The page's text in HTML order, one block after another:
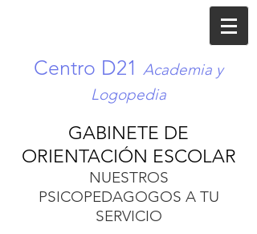
Centro D21 Academia y
Logopedia
GABINETE DE
ORIENTACIÓN ESCOLAR
NUESTROS
PSICOPEDAGOGOS A TU
SERVICIO